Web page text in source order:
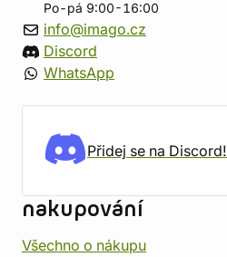
Po-pá 9:00-16:00
info@imago.cz
Discord
WhatsApp
Přidej se na Discord!
nakupování
Všechno o nákupu